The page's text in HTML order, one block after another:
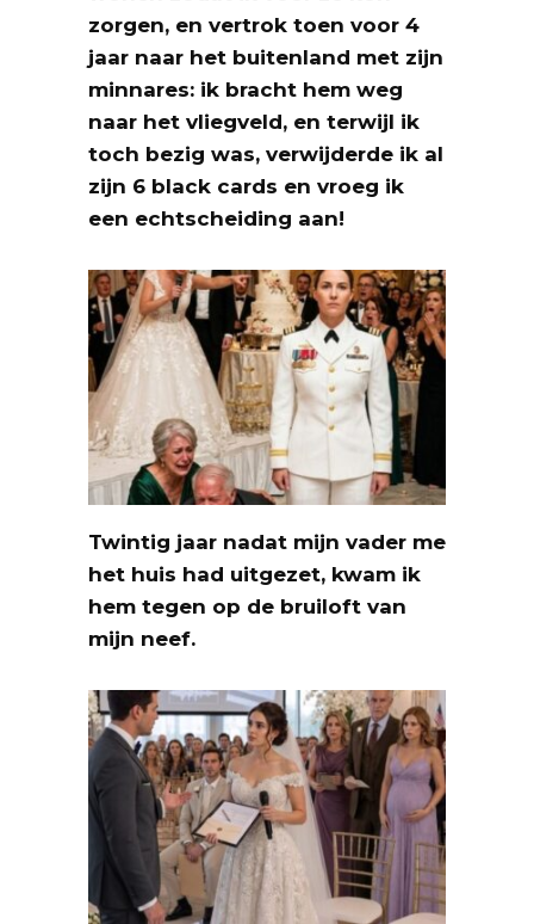
zorgen, en vertrok toen voor 4
jaar naar het buitenland met zijn
minnares: ik bracht hem weg
naar het vliegveld, en terwijl ik
toch bezig was, verwijderde ik al
zijn 6 black cards en vroeg ik
een echtscheiding aan!
Twintig jaar nadat mijn vader me
het huis had uitgezet, kwam ik
hem tegen op de bruiloft van
mijn neef.